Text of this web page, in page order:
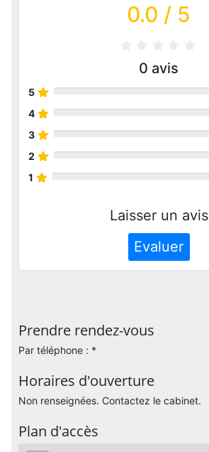
0.0 / 5
0 avis
5
4
3
2
1
Laisser un avis
Evaluer
Prendre rendez-vous
Par téléphone : *
Horaires d'ouverture
Non renseignées. Contactez le cabinet.
Plan d'accès